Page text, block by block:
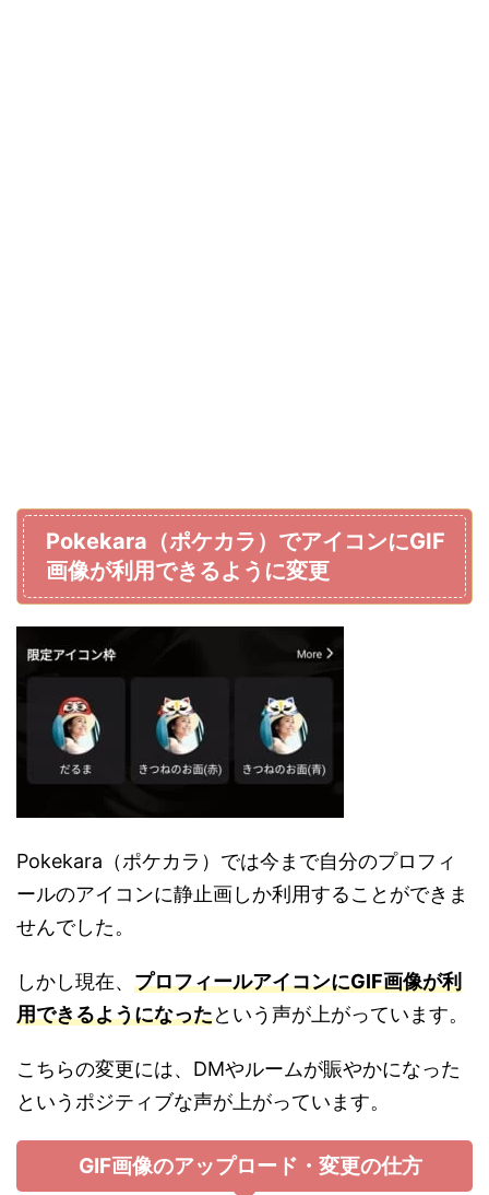
Pokekara（ポケカラ）でアイコンにGIF
画像が利用できるように変更
Pokekara（ポケカラ）では今まで自分のプロフィ
ールのアイコンに静止画しか利用することができま
せんでした。
しかし現在、 プロフィールアイコンにGIF画像が利
用できるようになったという声が上がっています。
こちらの変更には、DMやルームが賑やかになった
というポジティブな声が上がっています。
GIF画像のアップロード・変更の仕方